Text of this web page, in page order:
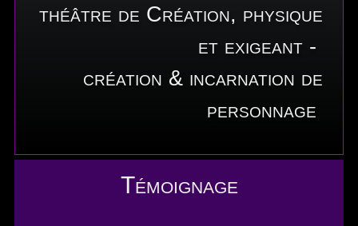
théâtre de Création, physique
et exigeant -
création & incarnation de
personnage
Témoignage